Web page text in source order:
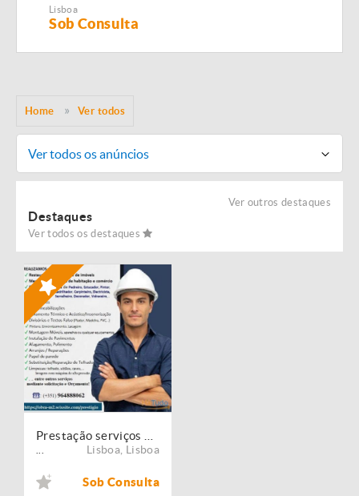
Remodelação de
imóveis!
Lisboa
Sob Consulta
Home Ver todos
Ver todos os anúncios
Ver outros destaques
Destaques
Ver todos os destaques
Lisboa Lisboa
Sob Consulta